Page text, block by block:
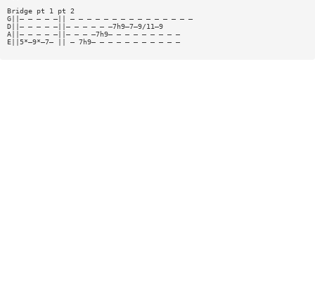
Bridge pt 1 pt 2
G||— — — — —|| — — — — — — — — — — — — — — —
D||— — — — —||— — — — — —7h9—7—9/11—9
A||— — — — —||— — — —7h9— — — — — — — — —
E||5*—9*—7— || — 7h9— — — — — — — — — — —